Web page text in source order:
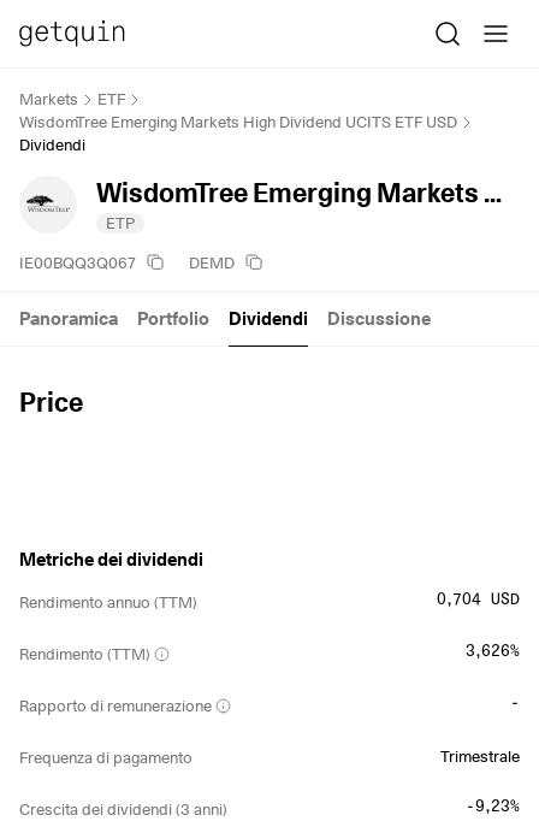
Markets
ETF
WisdomTree Emerging Markets High Dividend UCITS ETF USD
Dividendi
WisdomTree Emerging Markets High Dividend UCITS ETF USD
ETP
IE00BQQ3Q067 DEMD
Price
Panoramica Portfolio Dividendi Discussione
Metriche dei dividendi
Rendimento annuo (TTM) 0,704 USD
Rendimento (TTM) 3,626%
Rapporto di remunerazione -
Frequenza di pagamento Trimestrale
Crescita dei dividendi (3 anni) -9,23%